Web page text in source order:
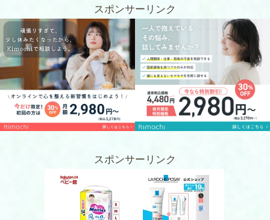
スポンサーリンク
スポンサーリンク